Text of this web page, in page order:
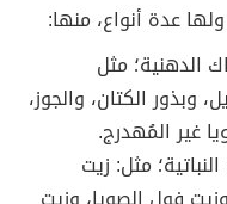
ولها عدة أنواع، منها:
الدهنية؛ مثل
وبذور الكتان، والجوز،
غير المُهدرج.
مثل: زيت